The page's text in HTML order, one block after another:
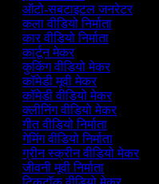
ऑटो-सबटाइटल जनरेटर
कला वीडियो निर्माता
कार वीडियो निर्माता
कार्टून मेकर
कुकिंग वीडियो मेकर
कॉमेडी मूवी मेकर
कॉमेडी वीडियो मेकर
क्लीनिंग वीडियो मेकर
गीत वीडियो निर्माता
गेमिंग वीडियो निर्माता
ग्रीन स्क्रीन वीडियो मेकर
जीवनी मूवी निर्माता